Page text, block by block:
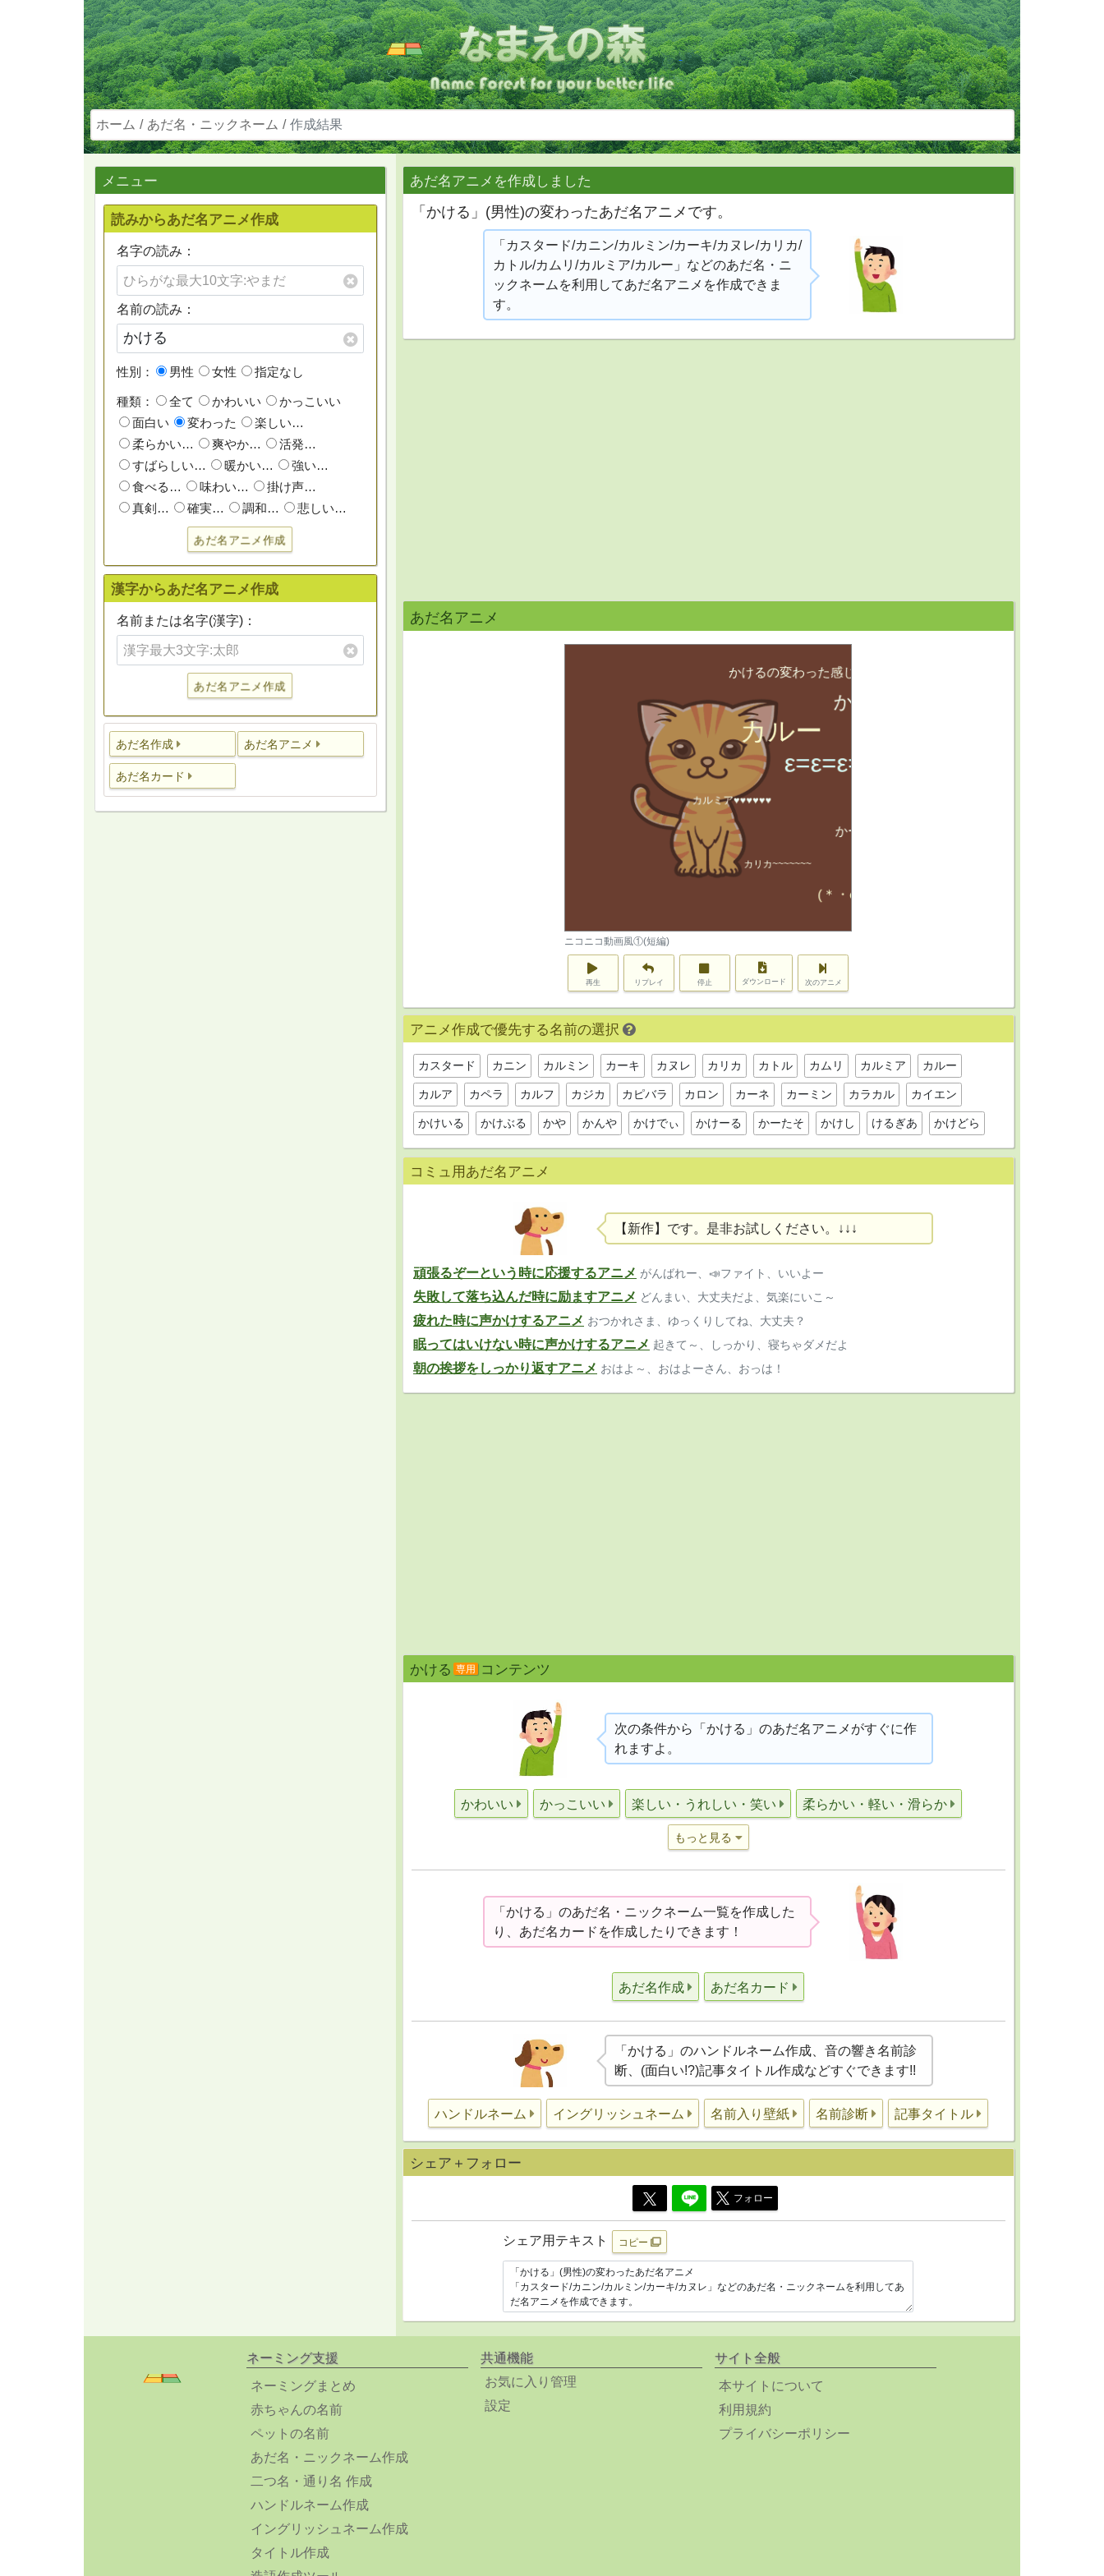
ホーム あだ名・ニックネーム 作成結果
メニュー
読みからあだ名アニメ作成
名字の読み：
名前の読み：
性別： 男性 女性 指定なし
種類： 全て かわいい
かっこいい
面白い
変わった
楽しい…
柔らかい…
爽やか…
活発…
すばらしい…
暖かい…
強い…
食べる…
味わい…
掛け声…
真剣…
確実… 調和… 悲しい…
あだ名アニメ作成
漢字からあだ名アニメ作成
名前または名字(漢字)：
あだ名アニメ作成
あだ名作成 あだ名アニメ
あだ名カード
あだ名アニメを作成しました
「かける」(男性)の変わったあだ名アニメです。
「カスタード/カニン/カルミン/カーキ/カヌレ/カリカ/
カトル/カムリ/カルミア/カルー」などのあだ名・ニ
ックネームを利用してあだ名アニメを作成できま
す。
あだ名アニメ
ニコニコ動画風①(短編)
再生 リプレイ 停止 ダウンロード 次のアニメ
アニメ作成で優先する名前の選択
カスタード カニン カルミン カーキ カヌレ カリカ カトル カムリ カルミア カルー
カルア カペラ カルフ カジカ カピバラ カロン カーネ カーミン カラカル カイエン
かけいる かけぶる かや かんや かけでぃ かけーる かーたそ かけし けるぎあ かけどら
コミュ用あだ名アニメ
【新作】です。是非お試しください。↓↓↓
頑張るぞーという時に応援するアニメ がんばれー、📣ファイト、いいよー
失敗して落ち込んだ時に励ますアニメ どんまい、大丈夫だよ、気楽にいこ～
疲れた時に声かけするアニメ おつかれさま、ゆっくりしてね、大丈夫？
眠ってはいけない時に声かけするアニメ 起きて～、しっかり、寝ちゃダメだよ
朝の挨拶をしっかり返すアニメ おはよ～、おはよーさん、おっは！
かける 専用 コンテンツ
次の条件から「かける」のあだ名アニメがすぐに作
れますよ。
かわいい かっこいい 楽しい・うれしい・笑い 柔らかい・軽い・滑らか
もっと見る
「かける」のあだ名・ニックネーム一覧を作成した
り、あだ名カードを作成したりできます！
あだ名作成 あだ名カード
「かける」のハンドルネーム作成、音の響き名前診
断、(面白い!?)記事タイトル作成などすぐできます!!
ハンドルネーム イングリッシュネーム 名前入り壁紙 名前診断 記事タイトル
シェア＋フォロー
フォロー
シェア用テキスト コピー
ネーミング支援
ネーミングまとめ
赤ちゃんの名前
ペットの名前
あだ名・ニックネーム作成
二つ名・通り名 作成
ハンドルネーム作成
イングリッシュネーム作成
タイトル作成
共通機能
お気に入り管理
設定
サイト全般
本サイトについて
利用規約
プライバシーポリシー